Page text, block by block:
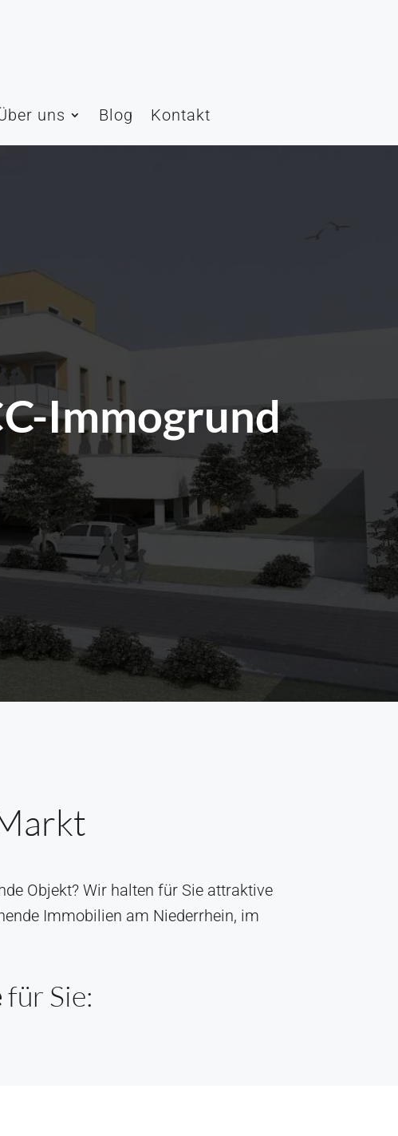
uns Blog Kontakt
Immogrund
Objekt? Wir halten für Sie attraktive
Immobilien am Niederrhein, im
für Sie: